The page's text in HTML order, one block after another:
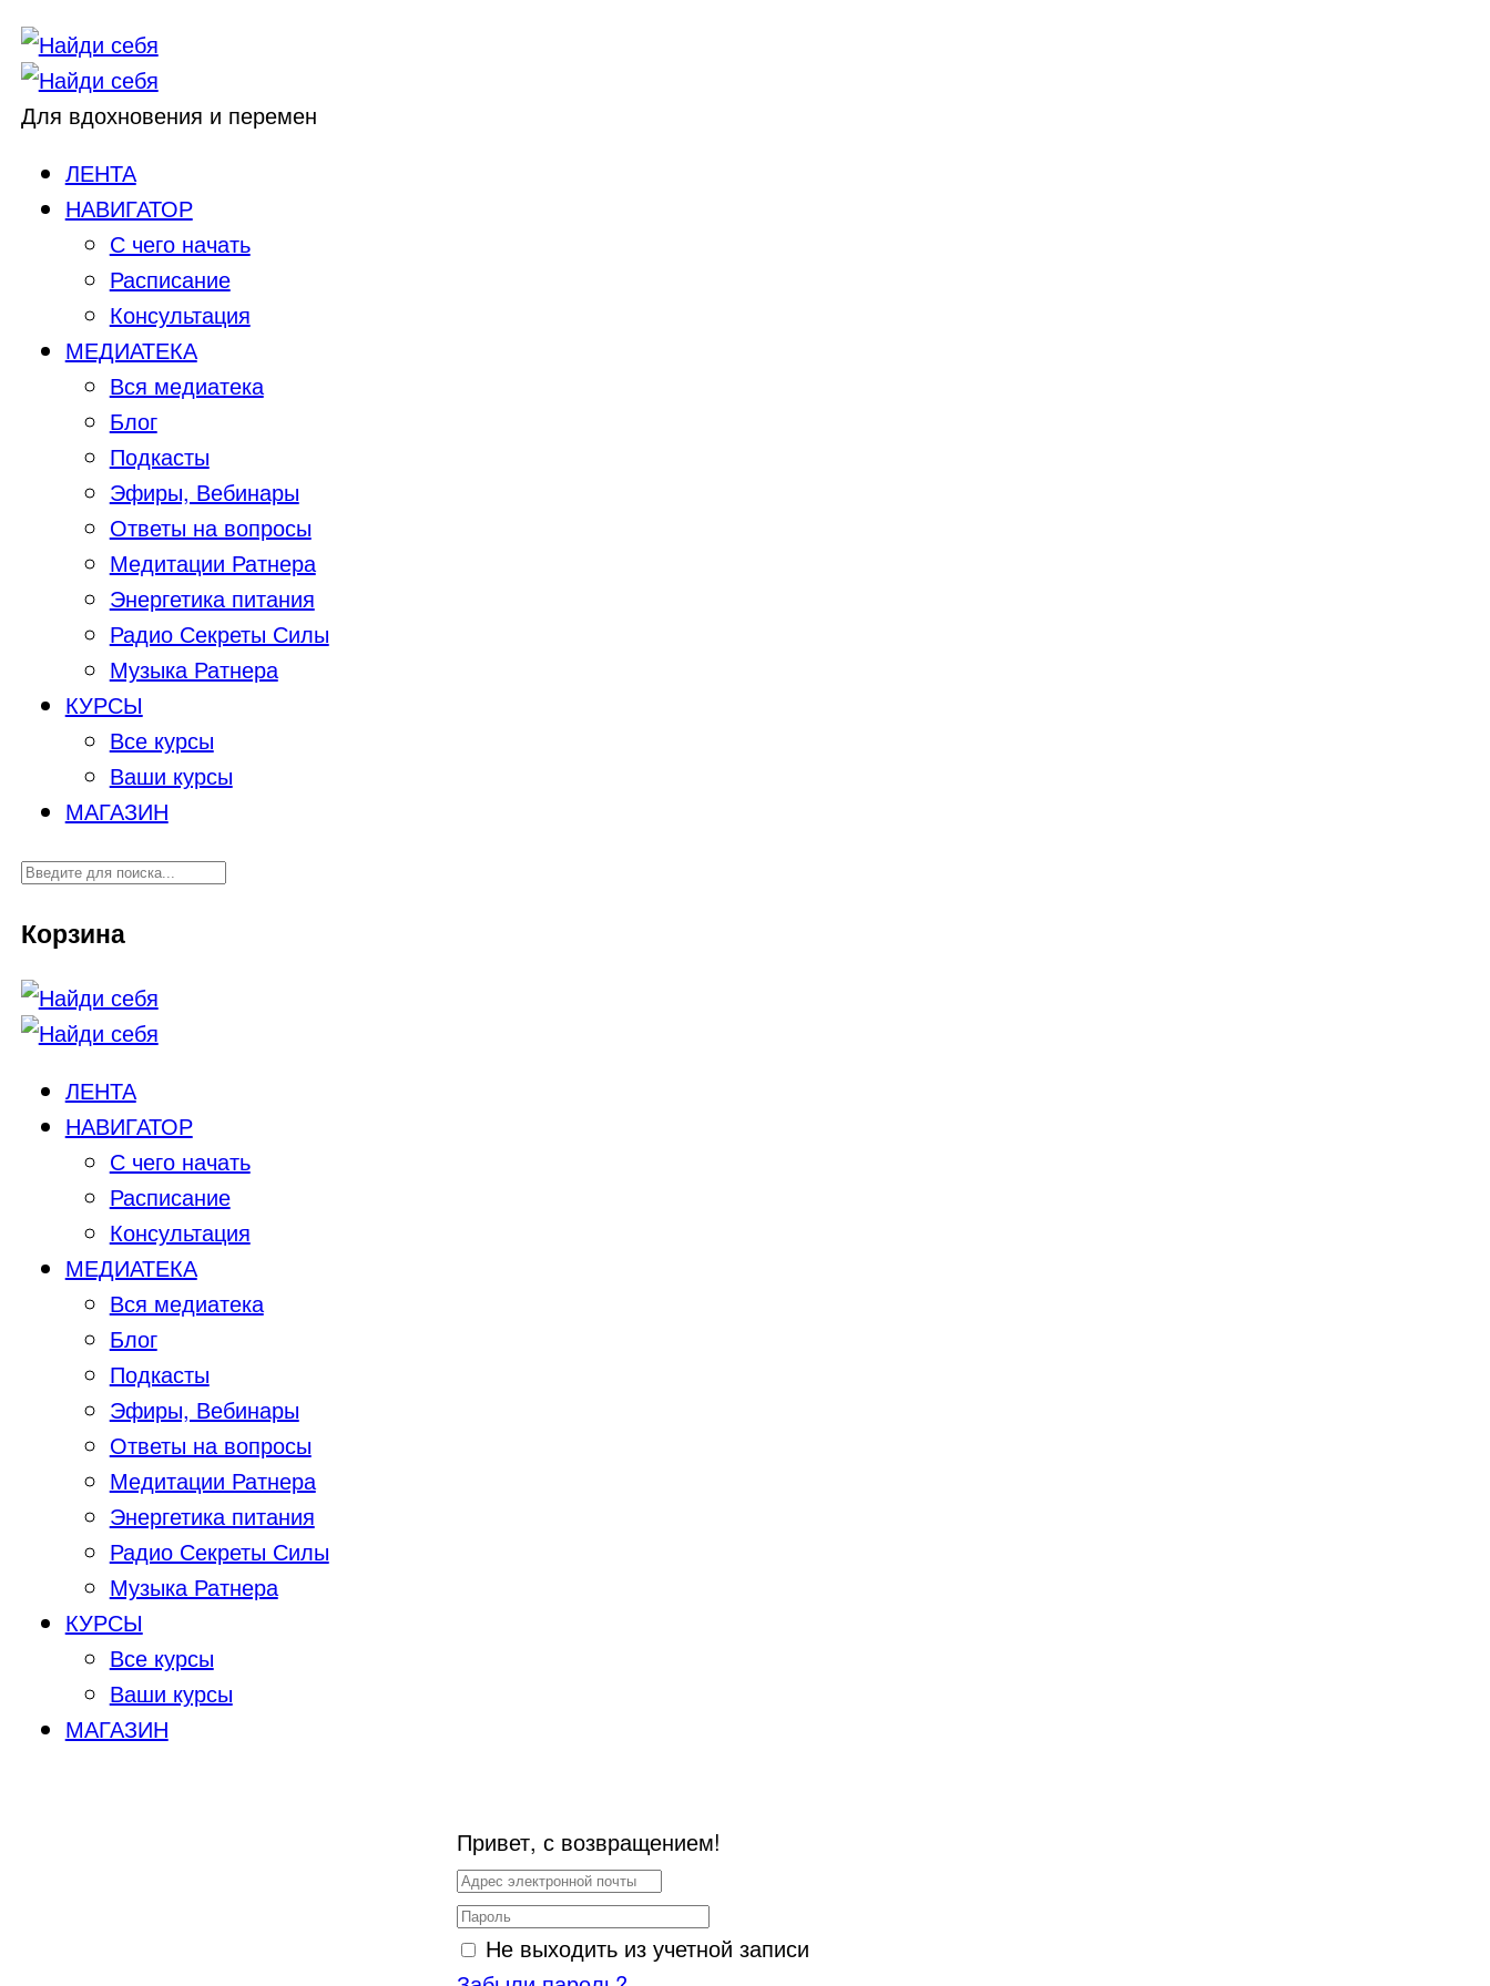
Для вдохновения и перемен
ЛЕНТА
НАВИГАТОР
С чего начать
Расписание
Консультация
МЕДИАТЕКА
Вся медиатека
Блог
Подкасты
Эфиры, Вебинары
Ответы на вопросы
Медитации Ратнера
Энергетика питания
Радио Секреты Силы
Музыка Ратнера
КУРСЫ
Все курсы
Ваши курсы
МАГАЗИН
Корзина
ЛЕНТА
НАВИГАТОР
С чего начать
Расписание
Консультация
МЕДИАТЕКА
Вся медиатека
Блог
Подкасты
Эфиры, Вебинары
Ответы на вопросы
Медитации Ратнера
Энергетика питания
Радио Секреты Силы
Музыка Ратнера
КУРСЫ
Все курсы
Ваши курсы
МАГАЗИН
Привет, с возвращением!
Не выходить из учетной записи